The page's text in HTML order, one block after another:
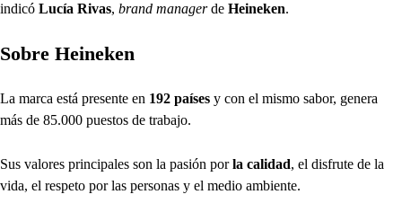
indicó Lucía Rivas, brand managerde Heineken.
Sobre Heineken
La marca está presente en 192 países y con el mismo sabor, genera
más de 85.000 puestos de trabajo.
Sus valores principales son la pasión porla calidad, el disfrute de la
vida, el respeto por las personas y el medio ambiente.